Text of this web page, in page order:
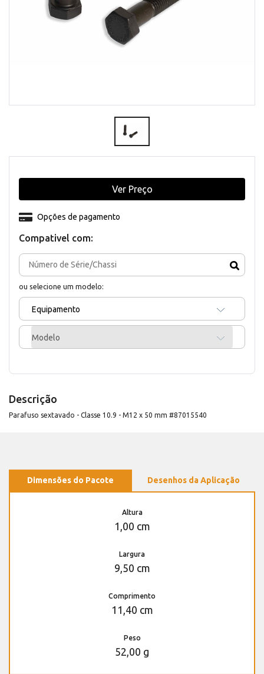
Compativel com:
ou selecione um modelo:
Equipamento
Modelo
Opções de pagamento
Ver Preço
Descrição
Parafuso sextavado - Classe 10.9 - M12 x 50 mm #87015540
Dimensões do Pacote Desenhos da Aplicação
Altura
1,00 cm
Largura
9,50 cm
Comprimento
11,40 cm
Peso
52,00 g